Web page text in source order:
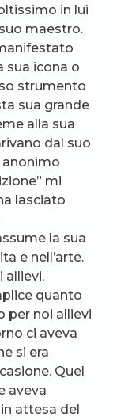
in lui
maestro.
sua icona o
strumento
sua grande
alla sua
dal suo
anonimo
mi
lasciato
la sua
e nell’arte.
allievi,
quanto
per noi allievi
ci aveva
si era
Quel
aveva
attesa del